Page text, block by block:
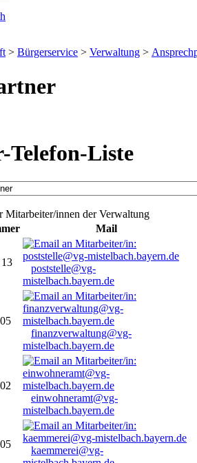
> Bürgerservice > Verwaltung >
Liste
Mitarbeiter/innen der Verwaltung
Mail
poststelle@vg-
mistelbach.bayern.de
finanzverwaltung@vg-
mistelbach.bayern.de
einwohneramt@vg-
mistelbach.bayern.de
kaemmerei@vg-